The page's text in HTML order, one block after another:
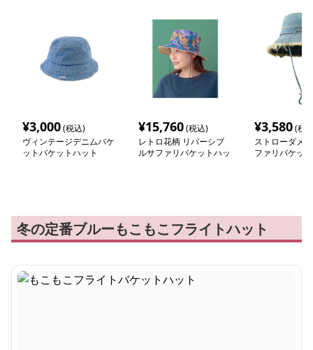
¥3,000(税込)
ヴィンテージデニムバケ
ットバケットハット
¥15,760(税込)
レトロ花柄 リバーシブ
ルサファリバケットハッ
¥3,580(税
ストローダメ
ファリバケッ
冬の定番ブルーもこもこフライトハット